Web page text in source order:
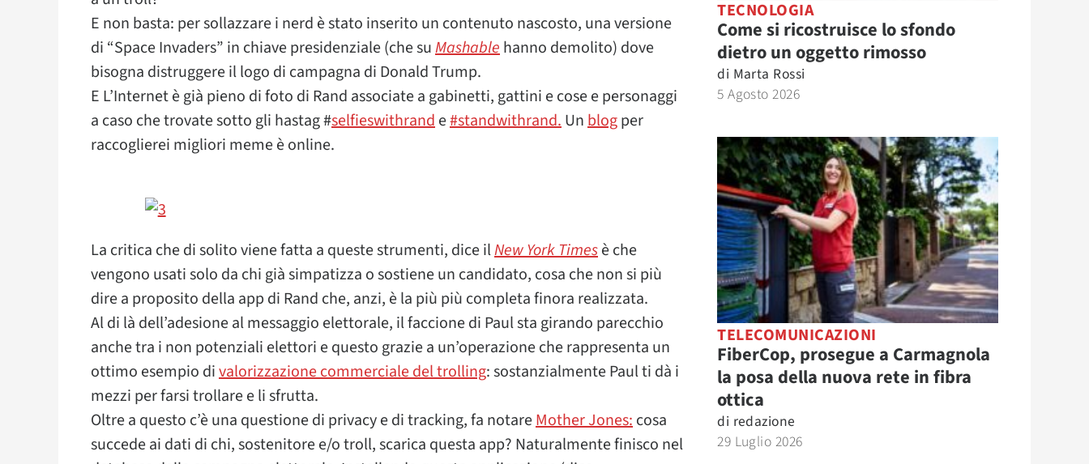
E non basta: per sollazzare i nerd è stato inserito un contenuto nascosto, una versione
di “Space Invaders” in chiave presidenziale (che suMashablehanno demolito) dove
bisogna distruggere il logo di campagna di Donald Trump.
E L’Internet è già pieno di foto di Rand associate a gabinetti, gattini e cose e personaggi
a caso che trovate sotto gli hastag #selfieswithrande#standwithrand.Unblogper
raccoglierei migliori meme è online.
La critica che di solito viene fatta a queste strumenti, dice ilNew York Timesè che
vengono usati solo da chi già simpatizza o sostiene un candidato, cosa che non si più
dire a proposito della app di Rand che, anzi, è la più più completa finora realizzata.
Al di là dell’adesione al messaggio elettorale, il faccione di Paul sta girando parecchio
anche tra i non potenziali elettori e questo grazie a un’operazione che rappresenta un
ottimo esempio divalorizzazione commerciale del trolling: sostanzialmente Paul ti dà i
mezzi per farsi trollare e li sfrutta.
Oltre a questo c’è una questione di privacy e di tracking, fa notareMother Jones:cosa
succede ai dati di chi, sostenitore e/o troll, scarica questa app? Naturalmente finisco nel
TECNOLOGIA
Come si ricostruisce lo sfondo
dietro un oggetto rimosso
di Marta Rossi
5 Agosto 2026
TELECOMUNICAZIONI
FiberCop, prosegue a Carmagnola
la posa della nuova rete in fibra
ottica
di redazione
29 Luglio 2026